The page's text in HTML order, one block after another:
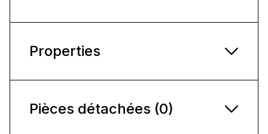
Properties
Pièces détachées (0)